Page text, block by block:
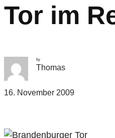
Tor im
by
Thomas
16. November 2009